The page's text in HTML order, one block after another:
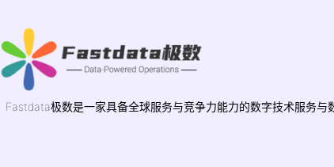
Fastdata极数是一家具备全球服务与竞争力能力的数字技术服务与